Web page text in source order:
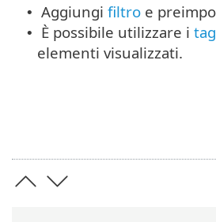
• Aggiungi filtro e
• È possibile utilizzare i tag
elementi visualizzati.